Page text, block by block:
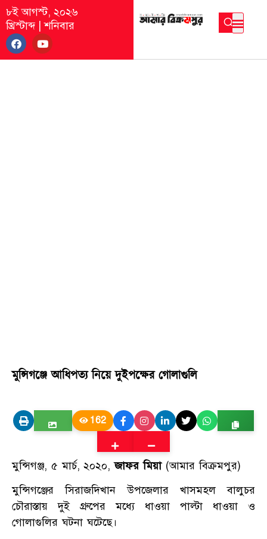
৮ই আগস্ট, ২০২৬
খ্রিস্টাব্দ|শনিবার
মুন্সিগঞ্জে আধিপত্য নিয়ে দুইপক্ষের গোলাগুলি
162
মুন্সিগঞ্জ, ৫ মার্চ, ২০২০, জাফর মিয়া(আমার বিক্রমপুর)
মুন্সিগঞ্জের সিরাজদিখান উপজেলার খাসমহল বালুচর
চৌরাস্তায় দুই গ্রুপের মধ্যে ধাওয়া পাল্টা ধাওয়া ও
গোলাগুলির ঘটনা ঘটেছে।